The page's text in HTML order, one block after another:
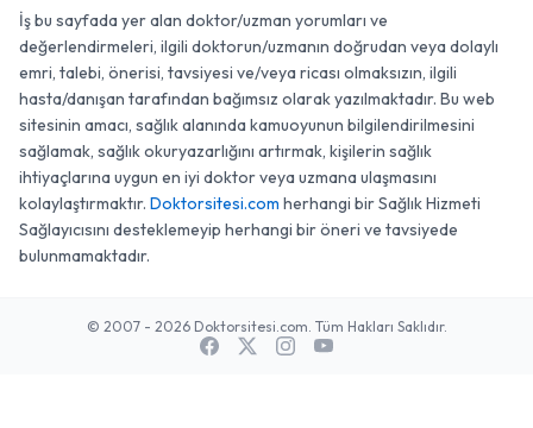
İş bu sayfada yer alan doktor/uzman yorumları ve
değerlendirmeleri, ilgili doktorun/uzmanın doğrudan veya dolaylı
emri, talebi, önerisi, tavsiyesi ve/veya ricası olmaksızın, ilgili
hasta/danışan tarafından bağımsız olarak yazılmaktadır. Bu web
sitesinin amacı, sağlık alanında kamuoyunun bilgilendirilmesini
sağlamak, sağlık okuryazarlığını artırmak, kişilerin sağlık
ihtiyaçlarına uygun en iyi doktor veya uzmana ulaşmasını
kolaylaştırmaktır. Doktorsitesi.com herhangi bir Sağlık Hizmeti
Sağlayıcısını desteklemeyip herhangi bir öneri ve tavsiyede
bulunmamaktadır.
© 2007 - 2026 Doktorsitesi.com. Tüm Hakları Saklıdır.